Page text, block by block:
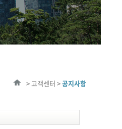
> 고객센터 >공지사항